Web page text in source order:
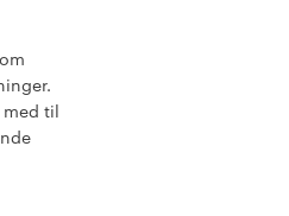
med til